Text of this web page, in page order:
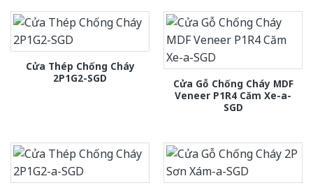
Cửa Thép Chống Cháy
2P1G2-SGD
Cửa Gỗ Chống Cháy MDF
Veneer P1R4 Căm Xe-a-
SGD